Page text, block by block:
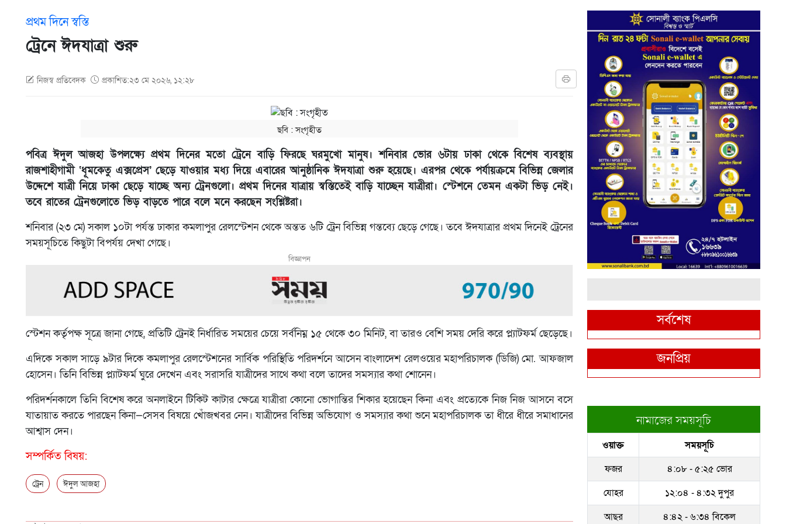
প্রথম দিনে স্বস্তি
ট্রেনে ঈদযাত্রা শুরু
নিজস্ব প্রতিবেদক প্রকাশিত:২৩ মে ২০২৬, ১২:২৮
ছবি ‍: সংগৃহীত
পবিত্র ঈদুল আজহা উপলক্ষ্যে প্রথম দিনের মতো ট্রেনে বাড়ি ফিরছে ঘরমুখো মানুষ। শনিবার ভোর ৬টায় ঢাকা থেকে বিশেষ ব্যবস্থায়
রাজশাহীগামী ‘ধূমকেতু এক্সপ্রেস’ ছেড়ে যাওয়ার মধ্য দিয়ে এবারের আনুষ্ঠানিক ঈদযাত্রা শুরু হয়েছে। এরপর থেকে পর্যায়ক্রমে বিভিন্ন জেলার
উদ্দেশে যাত্রী নিয়ে ঢাকা ছেড়ে যাচ্ছে অন্য ট্রেনগুলো। প্রথম দিনের যাত্রায় স্বস্তিতেই বাড়ি যাচ্ছেন যাত্রীরা। স্টেশনে তেমন একটা ভিড় নেই।
তবে রাতের ট্রেনগুলোতে ভিড় বাড়তে পারে বলে মনে করছেন সংশ্লিষ্টরা।
শনিবার (২৩ মে) সকাল ১০টা পর্যন্ত ঢাকার কমলাপুর রেলস্টেশন থেকে অন্তত ৬টি ট্রেন বিভিন্ন গন্তব্যে ছেড়ে গেছে। তবে ঈদযাত্রার প্রথম দিনেই ট্রেনের
সময়সূচিতে কিছুটা বিপর্যয় দেখা গেছে।
বিজ্ঞাপন
স্টেশন কর্তৃপক্ষ সূত্রে জানা গেছে, প্রতিটি ট্রেনই নির্ধারিত সময়ের চেয়ে সর্বনিম্ন ১৫ থেকে ৩০ মিনিট, বা তারও বেশি সময় দেরি করে প্ল্যাটফর্ম ছেড়েছে।
এদিকে সকাল সাড়ে ৯টার দিকে কমলাপুর রেলস্টেশনের সার্বিক পরিস্থিতি পরিদর্শনে আসেন বাংলাদেশ রেলওয়ের মহাপরিচালক (ডিজি) মো. আফজাল
হোসেন। তিনি বিভিন্ন প্ল্যাটফর্ম ঘুরে দেখেন এবং সরাসরি যাত্রীদের সাথে কথা বলে তাদের সমস্যার কথা শোনেন।
পরিদর্শনকালে তিনি বিশেষ করে অনলাইনে টিকিট কাটার ক্ষেত্রে যাত্রীরা কোনো ভোগান্তির শিকার হয়েছেন কিনা এবং প্রত্যেকে নিজ নিজ আসনে বসে
যাতায়াত করতে পারছেন কিনা—সেসব বিষয়ে খোঁজখবর নেন। যাত্রীদের বিভিন্ন অভিযোগ ও সমস্যার কথা শুনে মহাপরিচালক তা ধীরে ধীরে সমাধানের
আশ্বাস দেন।
সম্পর্কিত বিষয়:
ট্রেন ঈদুল আজহা
সর্বশেষ
জনপ্রিয়
নামাজের সময়সূচি
ওয়াক্ত
সময়সূচি
ফজর
৪:০৮ - ৫:২৫ ভোর
যোহর
১২:০৪ - ৪:৩২ দুপুর
আছর
৪:৪২ - ৬:৩৪ বিকেল